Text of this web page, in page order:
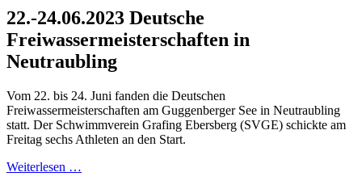
22.-24.06.2023 Deutsche
Freiwassermeisterschaften in
Neutraubling
Vom 22. bis 24. Juni fanden die Deutschen
Freiwassermeisterschaften am Guggenberger See in Neutraubling
statt. Der Schwimmverein Grafing Ebersberg (SVGE) schickte am
Freitag sechs Athleten an den Start.
Weiterlesen …